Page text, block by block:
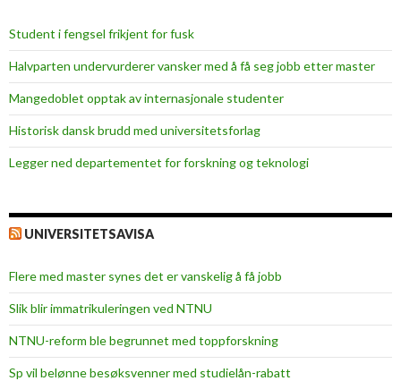
Student i fengsel frikjent for fusk
Halvparten undervurderer vansker med å få seg jobb etter master
Mangedoblet opptak av internasjonale studenter
Historisk dansk brudd med universitetsforlag
Legger ned departementet for forskning og teknologi
UNIVERSITETSAVISA
Flere med master synes det er vanskelig å få jobb
Slik blir immatrikuleringen ved NTNU
NTNU-reform ble begrunnet med toppforskning
Sp vil belønne besøksvenner med studielån-rabatt